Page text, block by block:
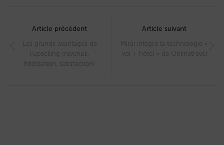
navigation
Article précédent
Les grands avantages de
l’upselling (revenus,
fidélisation, satisfaction)
Article suivant
Mirai intègre la technologie «
vol + hôtel » de Onlinetravel